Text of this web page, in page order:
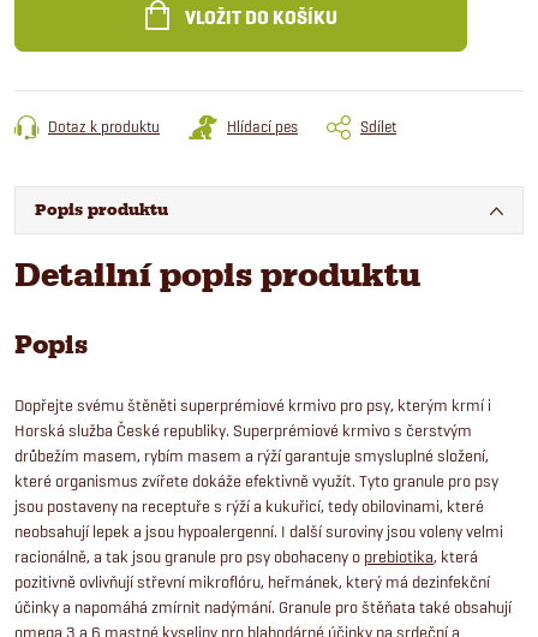
VLOŽIT DO KOŠÍKU
Dotaz k produktu Hlídací pes Sdílet
Popis produktu
Detailní popis produktu
Popis
Dopřejte svému štěněti superprémiové krmivo pro psy, kterým krmí i
Horská služba České republiky. Superprémiové krmivo s čerstvým
drůbežím masem, rybím masem a rýží garantuje smysluplné složení,
které organismus zvířete dokáže efektivně využít. Tyto granule pro psy
jsou postaveny na receptuře s rýží a kukuřicí, tedy obilovinami, které
neobsahují lepek a jsou hypoalergenní. I další suroviny jsou voleny velmi
racionálně, a tak jsou granule pro psy obohaceny o prebiotika, která
pozitivně ovlivňují střevní mikroflóru, heřmánek, který má dezinfekční
účinky a napomáhá zmírnit nadýmání. Granule pro štěňata také obsahují
omega 3 a 6 mastné kyseliny pro blahodárné účinky na srdeční a